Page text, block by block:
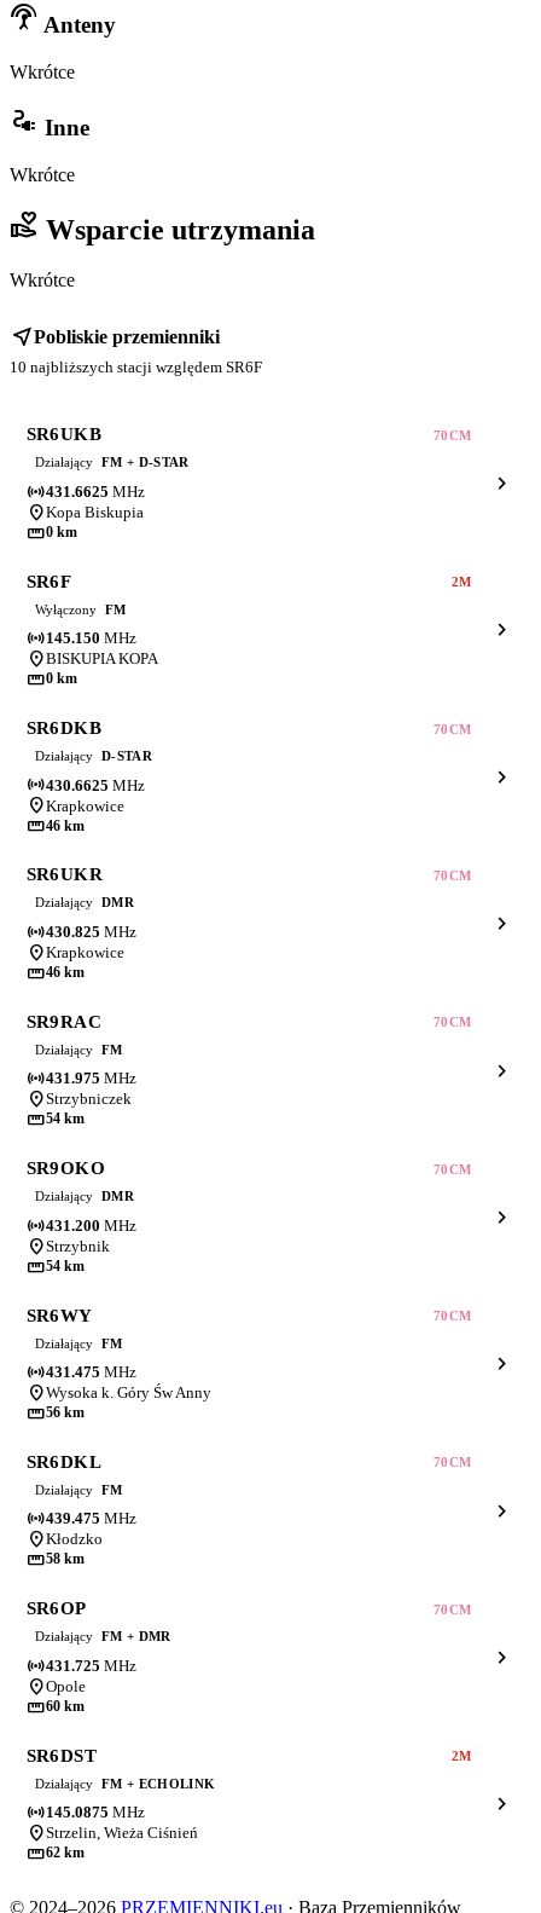
settings_input_antenna Anteny
Wkrótce
electrical_services Inne
Wkrótce
volunteer_activism Wsparcie utrzymania
Wkrótce
near_mePobliskie przemienniki
10 najbliższych stacji względem SR6F
SR6UKB
70CM
Działający
FM + D-STAR
sensors431.6625 MHz
location_onKopa Biskupia
straighten0 km
chevron_right
SR6F
2M
Wyłączony
FM
sensors145.150 MHz
location_onBISKUPIA KOPA
straighten0 km
chevron_right
SR6DKB
70CM
Działający
D-STAR
sensors430.6625 MHz
location_onKrapkowice
straighten46 km
chevron_right
SR6UKR
70CM
Działający
DMR
sensors430.825 MHz
location_onKrapkowice
straighten46 km
chevron_right
SR9RAC
70CM
Działający
FM
sensors431.975 MHz
location_onStrzybniczek
straighten54 km
chevron_right
SR9OKO
70CM
Działający
DMR
sensors431.200 MHz
location_onStrzybnik
straighten54 km
chevron_right
SR6WY
70CM
Działający
FM
sensors431.475 MHz
location_onWysoka k. Góry Św Anny
straighten56 km
chevron_right
SR6DKL
70CM
Działający
FM
sensors439.475 MHz
location_onKłodzko
straighten58 km
chevron_right
SR6OP
70CM
Działający
FM + DMR
sensors431.725 MHz
location_onOpole
straighten60 km
chevron_right
SR6DST
2M
Działający
FM + ECHOLINK
sensors145.0875 MHz
location_onStrzelin, Wieża Ciśnień
straighten62 km
chevron_right
© 2024–2026 PRZEMIENNIKI.eu · Baza Przemienników